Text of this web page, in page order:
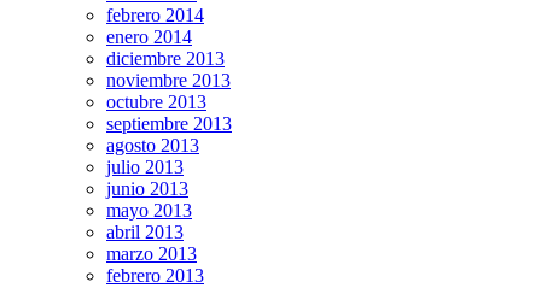
febrero 2014
enero 2014
diciembre 2013
noviembre 2013
octubre 2013
septiembre 2013
agosto 2013
julio 2013
junio 2013
mayo 2013
abril 2013
marzo 2013
febrero 2013